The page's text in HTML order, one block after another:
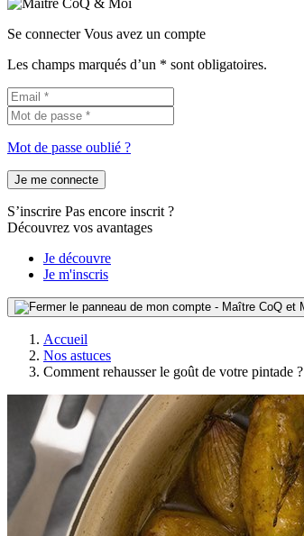
Se connecter Vous avez un compte
Les champs marqués d’un * sont obligatoires.
Mot de passe oublié ?
Je me connecte
S’inscrire Pas encore inscrit ?
Découvrez vos avantages
Je découvre
Je m'inscris
Accueil
Nos astuces
Comment rehausser le goût de votre pintade ?